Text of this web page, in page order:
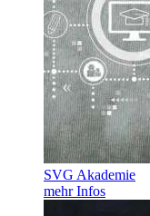
SVG Akademie
mehr Infos